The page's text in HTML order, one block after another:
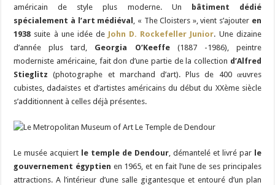
américain de style plus moderne. Un
bâtiment dédié
spécialement à l’art médiéval
, « The Cloisters », vient s’ajouter en
1938 suite à une idée de John D. Rockefeller Junior. Une dizaine
d’année plus tard, Georgia O’Keeffe(1887 -1986), peintre
moderniste américaine, fait don d’une partie de la collection d’Alfred
Stieglitz (photographe et marchand d’art). Plus de 400 œuvres
cubistes, dadaïstes et d’artistes américains du début du XXème siècle
s’additionnent à celles déjà présentes.
Le musée acquiert le temple de Dendour, démantelé et livré par le
gouvernement égyptien en 1965, et en fait l’une de ses principales
attractions. A l’intérieur d’une salle gigantesque et entouré d’un plan